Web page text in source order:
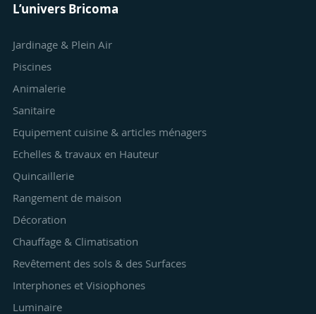
L’univers Bricoma
Jardinage & Plein Air
Piscines
Animalerie
Sanitaire
Equipement cuisine & articles ménagers
Echelles & travaux en Hauteur
Quincaillerie
Rangement de maison
Décoration
Chauffage & Climatisation
Revêtement des sols & des Surfaces
Interphones et Visiophones
Luminaire